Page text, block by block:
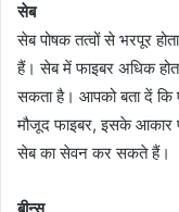
सेब
सेब पोषक तत्वों से भरपूर
हैं। सेब में फाइबर अधिक
सकता है। आपको बता दें कि
मौजूद फाइबर, इसके आकार
सेब का सेवन कर सकते हैं।